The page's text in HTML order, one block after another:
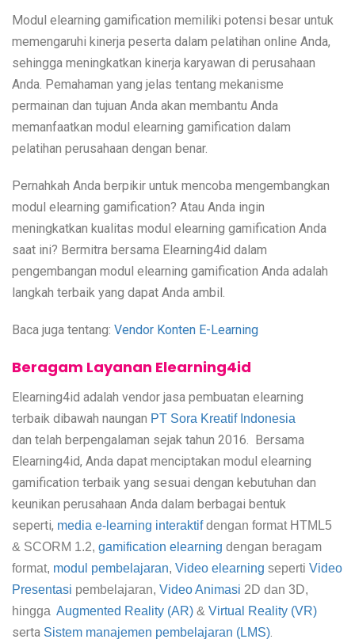
Modul elearning gamification memiliki potensi besar untuk
memengaruhi kinerja peserta dalam pelatihan online Anda,
sehingga meningkatkan kinerja karyawan di perusahaan
Anda. Pemahaman yang jelas tentang mekanisme
permainan dan tujuan Anda akan membantu Anda
memanfaatkan modul elearning gamification dalam
pelatihan perusahaan dengan benar.
Pernahkah Anda berpikir untuk mencoba mengembangkan
modul elearning gamification? Atau Anda ingin
meningkatkan kualitas modul elearning gamification Anda
saat ini? Bermitra bersama Elearning4id dalam
pengembangan modul elearning gamification Anda adalah
langkah terbaik yang dapat Anda ambil.
Baca juga tentang: Vendor Konten E-Learning
Beragam Layanan Elearning4id
Elearning4id adalah vendor jasa pembuatan elearning
terbaik dibawah naungan PT Sora Kreatif Indonesia
dan telah berpengalaman sejak tahun 2016. Bersama
Elearning4id, Anda dapat menciptakan modul elearning
gamification terbaik yang sesuai dengan kebutuhan dan
keunikan perusahaan Anda dalam berbagai bentuk
seperti, media e-learning interaktifdengan format HTML5
& SCORM 1.2, gamification elearning dengan beragam
format, modul pembelajaran, Video elearning seperti Video
Presentasi pembelajaran, Video Animasi 2D dan 3D,
hingga Augmented Reality (AR) & Virtual Reality (VR)
serta Sistem manajemen pembelajaran (LMS).